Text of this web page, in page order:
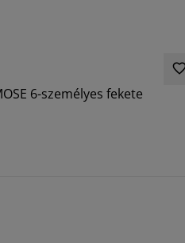
6-személyes fekete